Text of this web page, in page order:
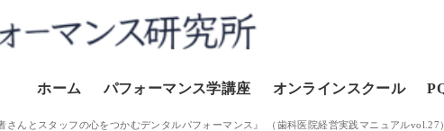
ホーム パフォーマンス学講座 オンラインスクール
者さんとスタッフの心をつかむデンタルパフォーマンス』 （歯科医院経営実践マニュアルvol.27）